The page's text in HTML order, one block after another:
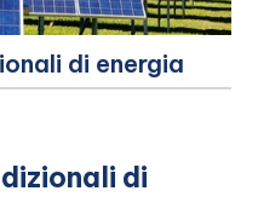
di energia
di